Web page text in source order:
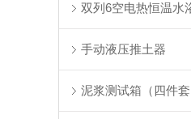
双列6空电热恒温水
手动液压推土器
泥浆测试箱（四件套